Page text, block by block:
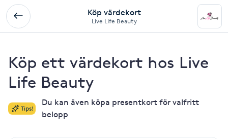
Köp värdekort
Live Life Beauty
Köp ett värdekort hos Live
Life Beauty
Tips!
Du kan även köpa presentkort för valfritt
belopp